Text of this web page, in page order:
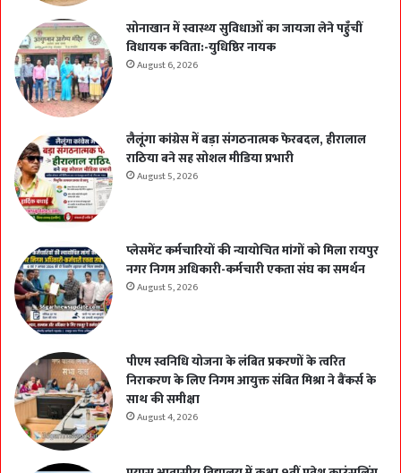
सोनाखान में स्वास्थ्य सुविधाओं का जायजा लेने पहुँचीं
विधायक कविता:-युधिष्ठिर नायक
August 6, 2026
लैलूंगा कांग्रेस में बड़ा संगठनात्मक फेरबदल, हीरालाल
राठिया बने सह सोशल मीडिया प्रभारी
August 5, 2026
प्लेसमेंट कर्मचारियों की न्यायोचित मांगों को मिला रायपुर
नगर निगम अधिकारी-कर्मचारी एकता संघ का समर्थन
August 5, 2026
पीएम स्वनिधि योजना के लंबित प्रकरणों के त्वरित
निराकरण के लिए निगम आयुक्त संबित मिश्रा ने बैंकर्स के
साथ की समीक्षा
August 4, 2026